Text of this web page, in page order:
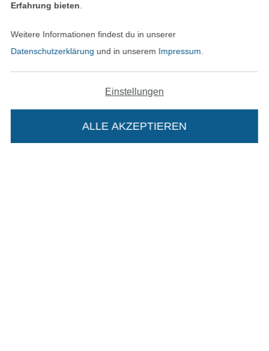
AGB
Widerrufsrecht
Erfahrung bieten
Weitere Informationen findest du in unserer
Datenschutzerklärung und in unserem Impressum
Einstellungen
ALLE AKZEPTIEREN